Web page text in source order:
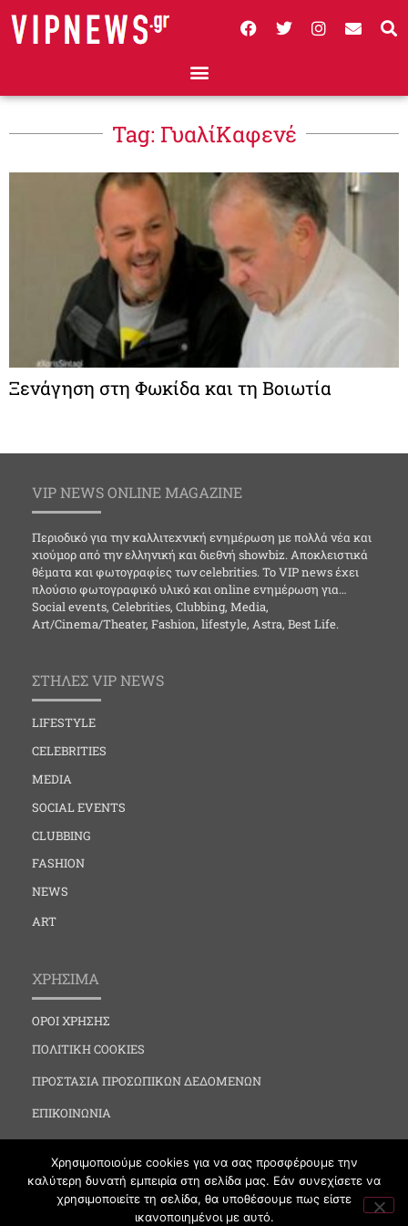
Tag: ΓυαλίΚαφενέ
Ξενάγηση στη Φωκίδα και τη Βοιωτία
VIP NEWS ONLINE MAGAZINE
Περιοδικό για την καλλιτεχνική ενημέρωση με πολλά νέα και
χιούμορ από την ελληνική και διεθνή showbiz. Αποκλειστικά
θέματα και φωτογραφίες των celebrities. Το VIP news έχει
πλούσιο φωτογραφικό υλικό και online ενημέρωση για…
Social events, Celebrities, Clubbing, Media,
Art/Cinema/Theater, Fashion, lifestyle, Astra, Best Life.
ΣΤΗΛΕΣ VIP NEWS
LIFESTYLE
CELEBRITIES
MEDIA
SOCIAL EVENTS
CLUBBING
FASHION
NEWS
ART
ΧΡΗΣΙΜΑ
ΟΡΟΙ ΧΡΗΣΗΣ
ΠΟΛΙΤΙΚΗ COOKIES
ΠΡΟΣΤΑΣΙΑ ΠΡΟΣΩΠΙΚΩΝ ΔΕΔΟΜΕΝΩΝ
ΕΠΙΚΟΙΝΩΝΙΑ
Χρησιμοποιούμε cookies για να σας προσφέρουμε την
καλύτερη δυνατή εμπειρία στη σελίδα μας. Εάν συνεχίσετε να
χρησιμοποιείτε τη σελίδα, θα υποθέσουμε πως είστε
ικανοποιημένοι με αυτό.